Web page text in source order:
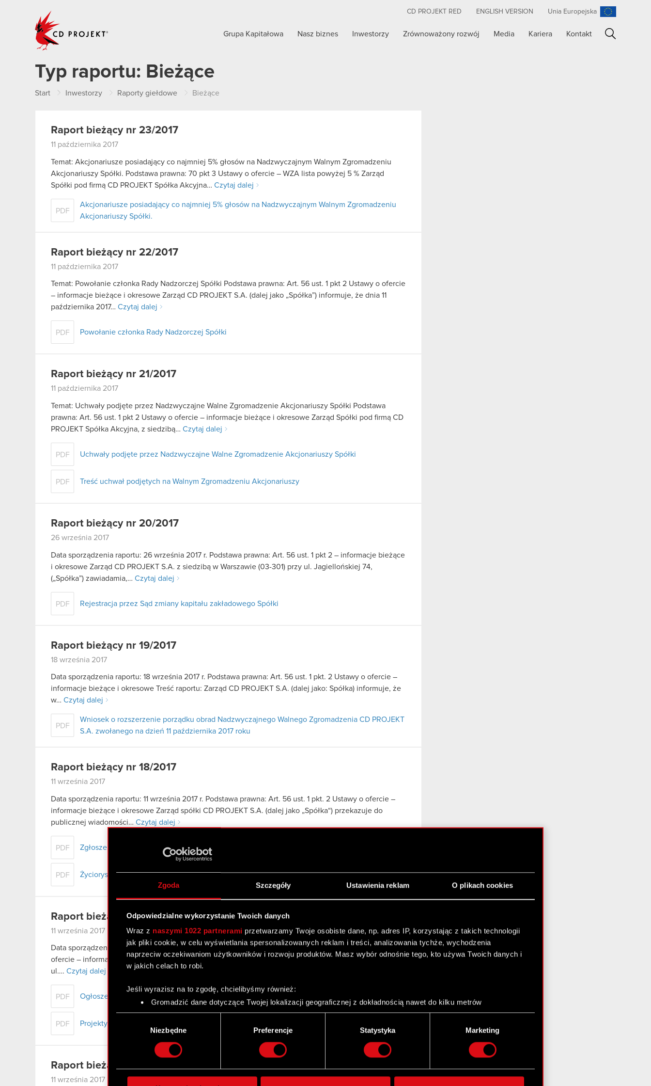
Zgoda Szczegóły Ustawienia reklam O plikach cookies
Odpowiedzialne wykorzystanie Twoich danych
Wraz z naszymi 1022 partnerami przetwarzamy Twoje osobiste dane, np. adres IP, korzystając z takich technologii
jak pliki cookie, w celu wyświetlania spersonalizowanych reklam i treści, analizowania tychże, wychodzenia
naprzeciw oczekiwaniom użytkowników i rozwoju produktów. Masz wybór odnośnie tego, kto używa Twoich danych i
w jakich celach to robi.
Jeśli wyrazisz na to zgodę, chcielibyśmy również:
Gromadzić dane dotyczące Twojej lokalizacji geograficznej z dokładnością nawet do kilku metrów
Identyfikować Twoje urządzenie, aktywnie analizując charakteryzującego je zbiory danych (fingerprinting,
Dowiedz się więcej odnośnie tego, jak Twoje osobiste dane są przetwarzane oraz ustaw własne preferencje w
szczegółów . W Deklaracji plików cookie możesz zmienić lub wycofać swoją zgodę w dowolnej chwili.
Wykorzystujemy pliki cookie do spersonalizowania treści i reklam, aby oferować funkcje społecznościowe i
Niezbędne Preferencje Statystyka Marketing
CD PROJEKT RED ENGLISH VERSION Unia Europejska
Grupa Kapitałowa Nasz biznes Inwestorzy Zrównoważony rozwój Media Kariera Kontakt
Typ raportu: Bieżące
Start Inwestorzy Raporty giełdowe Bieżące
Raport bieżący nr 23/2017
11 października 2017
Temat: Akcjonariusze posiadający co najmniej 5% głosów na Nadzwyczajnym Walnym Zgromadzeniu
Akcjonariuszy Spółki. Podstawa prawna: 70 pkt 3 Ustawy o ofercie – WZA lista powyżej 5 % Zarząd
Spółki pod firmą CD PROJEKT Spółka Akcyjna… Czytaj dalej
PDF
Akcjonariusze posiadający co najmniej 5% głosów na Nadzwyczajnym Walnym Zgromadzeniu
Akcjonariuszy Spółki.
Raport bieżący nr 22/2017
11 października 2017
Temat: Powołanie członka Rady Nadzorczej Spółki Podstawa prawna: Art. 56 ust. 1 pkt 2 Ustawy o ofercie
– informacje bieżące i okresowe Zarząd CD PROJEKT S.A. (dalej jako „Spółka”) informuje, że dnia 11
października 2017… Czytaj dalej
PDF Powołanie członka Rady Nadzorczej Spółki
Raport bieżący nr 21/2017
11 października 2017
Temat: Uchwały podjęte przez Nadzwyczajne Walne Zgromadzenie Akcjonariuszy Spółki Podstawa
prawna: Art. 56 ust. 1 pkt 2 Ustawy o ofercie – informacje bieżące i okresowe Zarząd Spółki pod firmą CD
PROJEKT Spółka Akcyjna, z siedzibą… Czytaj dalej
PDF Uchwały podjęte przez Nadzwyczajne Walne Zgromadzenie Akcjonariuszy Spółki
PDF Treść uchwał podjętych na Walnym Zgromadzeniu Akcjonariuszy
Raport bieżący nr 20/2017
26 września 2017
Data sporządzenia raportu: 26 września 2017 r. Podstawa prawna: Art. 56 ust. 1 pkt 2 – informacje bieżące
i okresowe Zarząd CD PROJEKT S.A. z siedzibą w Warszawie (03-301) przy ul. Jagiellońskiej 74,
(„Spółka”) zawiadamia,… Czytaj dalej
PDF Rejestracja przez Sąd zmiany kapitału zakładowego Spółki
Raport bieżący nr 19/2017
18 września 2017
Data sporządzenia raportu: 18 września 2017 r. Podstawa prawna: Art. 56 ust. 1 pkt. 2 Ustawy o ofercie –
informacje bieżące i okresowe Treść raportu: Zarząd CD PROJEKT S.A. (dalej jako: Spółka) informuje, że
w… Czytaj dalej
PDF
Wniosek o rozszerzenie porządku obrad Nadzwyczajnego Walnego Zgromadzenia CD PROJEKT
S.A. zwołanego na dzień 11 października 2017 roku
Raport bieżący nr 18/2017
11 września 2017
Data sporządzenia raportu: 11 września 2017 r. Podstawa prawna: Art. 56 ust. 1 pkt. 2 Ustawy o ofercie –
informacje bieżące i okresowe Zarząd spółki CD PROJEKT S.A. (dalej jako „Spółka“) przekazuje do
publicznej wiadomości… Czytaj dalej
PDF Zgłoszenie kandydata do Rady Nadzorczej Spółki
PDF Życiorys zawodowy kandydata
Raport bieżący nr 17/2017
11 września 2017
Data sporządzenia raportu: 11 września 2017 r. Podstawa prawna raportu: Art. 56 ust. 1 pkt 2 Ustawy o
ofercie – informacje bieżące i okresowe Treść raportu: Zarząd CD PROJEKT S.A. z siedzibą w Warszawie,
ul…. Czytaj dalej
PDF Ogłoszenie o zwołaniu Nadzwyczajnego Walnego Zgromadzeni
PDF Projekty uchwał NWZA
Raport bieżący nr 16/2017
11 września 2017